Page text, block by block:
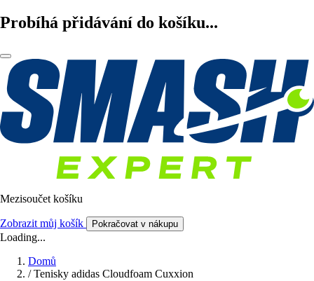
Probíhá přidávání do košíku...
Mezisoučet košíku
Zobrazit můj košík Pokračovat v nákupu
Loading...
Domů
/ Tenisky adidas Cloudfoam Cuxxion